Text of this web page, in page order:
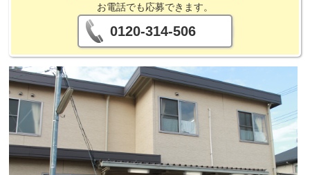
お電話でも応募できます。
0120-314-506